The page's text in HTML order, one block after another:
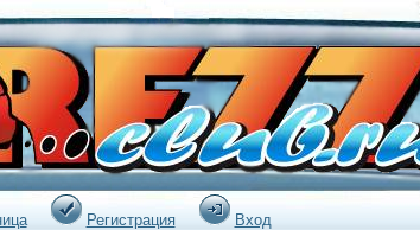
Регистрация
Вход